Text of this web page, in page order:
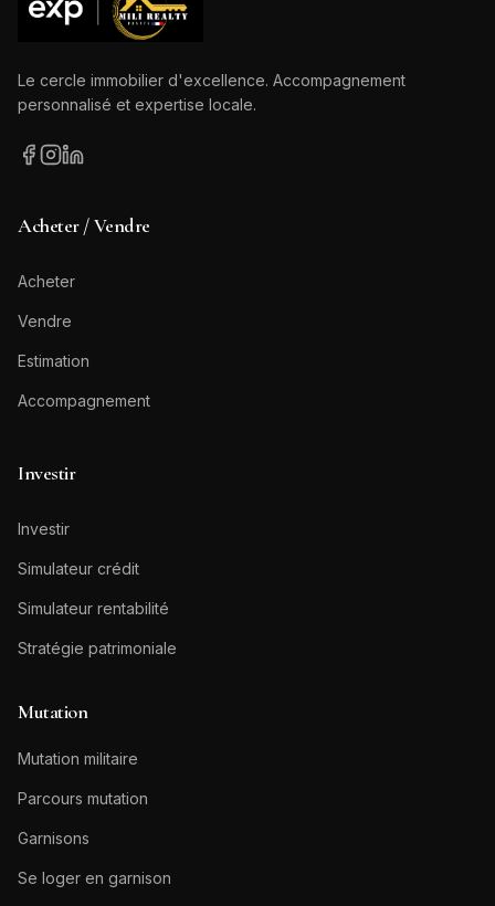
Le cercle immobilier d'excellence. Accompagnement
personnalisé et expertise locale.
Acheter / Vendre
Acheter
Vendre
Estimation
Accompagnement
Investir
Investir
Simulateur crédit
Simulateur rentabilité
Stratégie patrimoniale
Mutation
Mutation militaire
Parcours mutation
Garnisons
Se loger en garnison